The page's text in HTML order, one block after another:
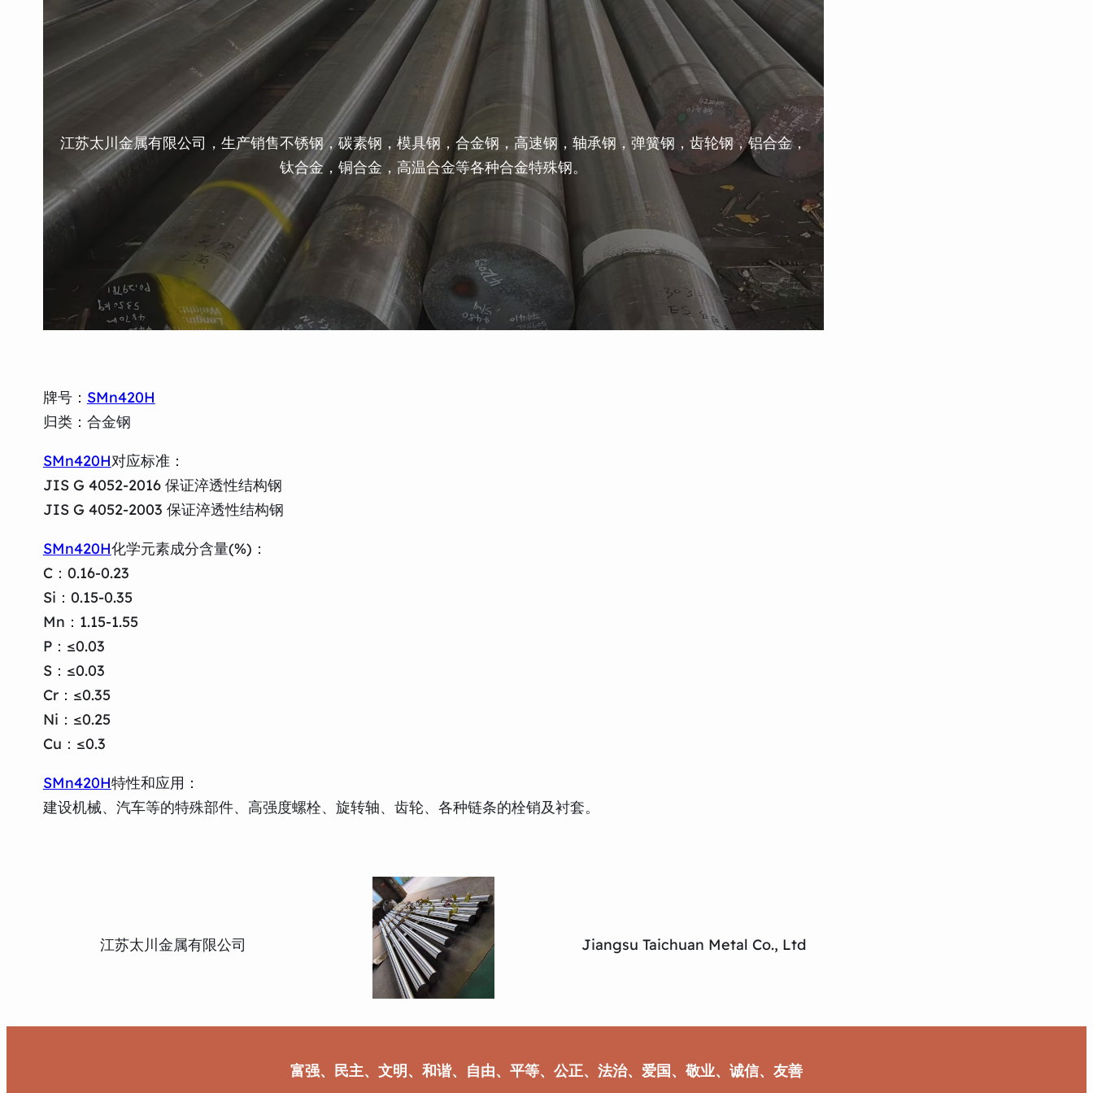
江苏太川金属有限公司，生产销售不锈钢，碳素钢，模具钢，合金钢，高速钢，轴承钢，弹簧钢，齿轮钢，铝合金，
钛合金，铜合金，高温合金等各种合金特殊钢。
牌号： SMn420H
归类：合金钢
SMn420H对应标准：
JIS G 4052-2016 保证淬透性结构钢
JIS G 4052-2003 保证淬透性结构钢
SMn420H化学元素成分含量(%)：
C：0.16-0.23
Si：0.15-0.35
Mn：1.15-1.55
P：≤0.03
S：≤0.03
Cr：≤0.35
Ni：≤0.25
Cu：≤0.3
SMn420H特性和应用：
建设机械、汽车等的特殊部件、高强度螺栓、旋转轴、齿轮、各种链条的栓销及衬套。
江苏太川金属有限公司 Jiangsu Taichuan Metal Co., Ltd
富强、民主、文明、和谐、自由、平等、公正、法治、爱国、敬业、诚信、友善